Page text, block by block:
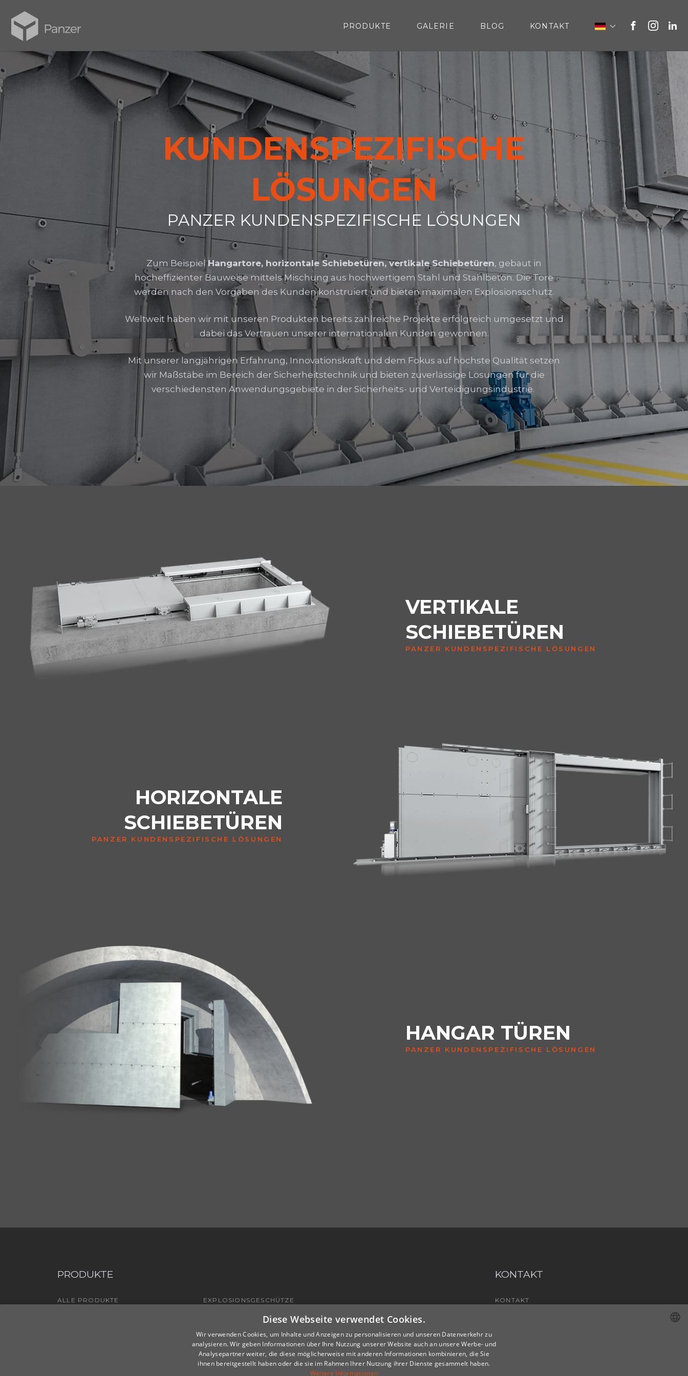
PRODUKTE GALERIE BLOG KONTAKT
KUNDENSPEZIFISCHE
LÖSUNGEN
PANZER KUNDENSPEZIFISCHE LÖSUNGEN
Zum BeispielHangartore, horizontale Schiebetüren, vertikale Schiebetüren, gebaut in
hocheffizienter Bauweise mittels Mischung aus hochwertigem Stahl und Stahlbeton. Die Tore
werden nach den Vorgaben des Kunden konstruiert und bieten maximalen Explosionsschutz.
Weltweit haben wir mit unseren Produkten bereits zahlreiche Projekte erfolgreich umgesetzt und
dabei das Vertrauen unserer internationalen Kunden gewonnen.
Mit unserer langjährigen Erfahrung, Innovationskraft und dem Fokus auf höchste Qualität setzen
wir Maßstäbe im Bereich der Sicherheitstechnik und bieten zuverlässige Lösungen für die
verschiedensten Anwendungsgebiete in der Sicherheits- und Verteidigungsindustrie.
VERTIKALE
SCHIEBETÜREN
PANZER KUNDENSPEZIFISCHE LÖSUNGEN
HORIZONTALE
SCHIEBETÜREN
PANZER KUNDENSPEZIFISCHE LÖSUNGEN
HANGAR TÜREN
PANZER KUNDENSPEZIFISCHE LÖSUNGEN
PRODUKTE
ALLE PRODUKTE
EXPLOSIONSGESCHÜTZE
KUNDENSPEZIFISCHE LÖSUNGEN
KONTAKT
KONTAKT
Diese Webseite verwendet Cookies.
Wir verwenden Cookies, um Inhalte und Anzeigen zu personalisieren und unseren Datenverkehr zu
analysieren. Wir geben Informationen über Ihre Nutzung unserer Website auch an unsere Werbe- und
Analysepartner weiter, die diese möglicherweise mit anderen Informationen kombinieren, die Sie
ihnen bereitgestellt haben oder die sie im Rahmen Ihrer Nutzung ihrer Dienste gesammelt haben.
Weitere Informationen